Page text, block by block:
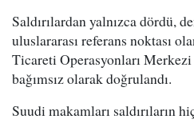
Saldırılardan yalnızca dördü,
uluslararası referans noktası
Ticareti Operasyonları
bağımsız olarak doğrulandı.
Suudi makamları saldırıların